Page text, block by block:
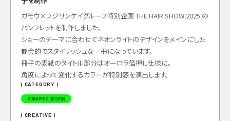
( CATEGORY )
#GRAPHIC DESIGN
( CREATIVE )
ガモウ×フジサンケイグループ特別企画 THE HAIR SHOW 2025 の
パンフレットを制作しました。
ショーのテーマに合わせてネオンライトのデザインをメインにした
都会的でスタイリッシュな一冊になっています。
冊子の表紙のタイトル部分はオーロラ箔押し仕様に。
角度によって変化するカラーが特別感を演出します。